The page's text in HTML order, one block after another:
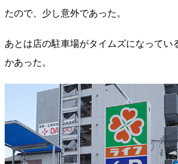
たので、少し意外であった。
あとは店の駐車場がタイムズになってい
かあった。